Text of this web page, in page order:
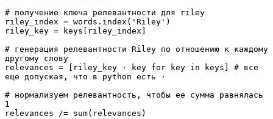
# получение ключа релевантности для riley
riley_index = words.index('Riley')
riley_key = keys[riley_index]
# генерация релевантности Riley по отношению к каждому
другому слову
relevances = [riley_key · key for key in keys] # все
еще допуская, что в python есть ·
# нормализуем релевантность, чтобы ее сумма равнялась
1
relevances /= sum(relevances)